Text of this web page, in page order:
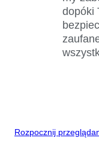
dopóki
Rozpocznij